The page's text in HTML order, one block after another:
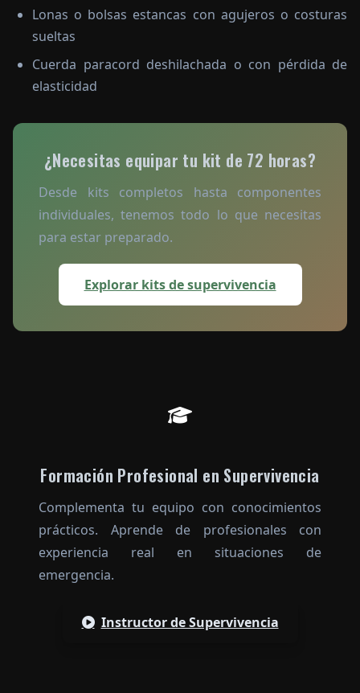
Lonas o bolsas estancas con agujeros o costuras
sueltas
Cuerda paracord deshilachada o con pérdida de
elasticidad
¿Necesitas equipar tu kit de 72 horas?
Desde kits completos hasta componentes
individuales, tenemos todo lo que necesitas
para estar preparado.
Explorar kits de supervivencia
Formación Profesional en Supervivencia
Complementa tu equipo con conocimientos
prácticos. Aprende de profesionales con
experiencia real en situaciones de
emergencia.
Instructor de Supervivencia